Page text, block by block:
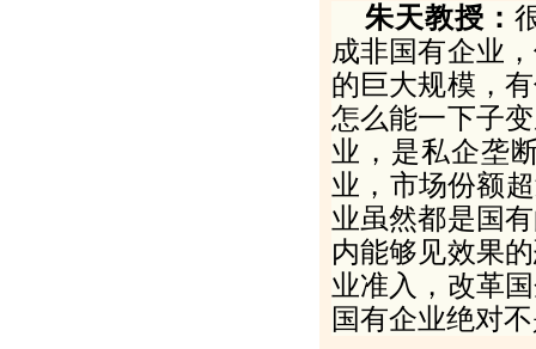
朱天教授：
成非国有企业
的巨大规模，
怎么能一下子
业，是私企垄
业，市场份额
业虽然都是国
内能够见效果
业准入，改革
国有企业绝对